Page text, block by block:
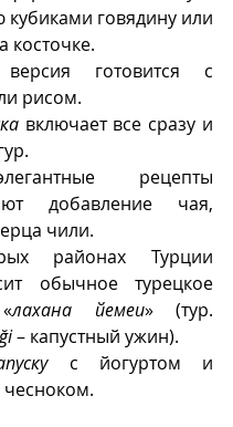
кубиками говядину или
косточке.
готовится с
рисом.
включает все сразу и
рецепты
добавление чая,
чили.
районах Турции
обычное турецкое
лахана йемеи» (тур.
– капустный ужин).
с йогуртом и